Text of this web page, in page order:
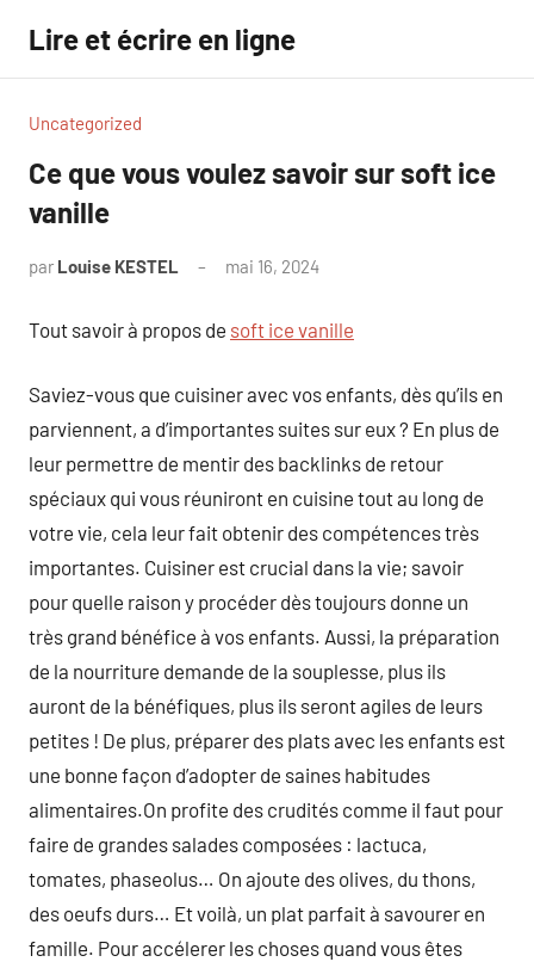
contenu
Lire et écrire en ligne
Uncategorized
Ce que vous voulez savoir sur soft ice
vanille
par Louise KESTEL mai 16, 2024
Tout savoir à propos de soft ice vanille
Saviez-vous que cuisiner avec vos enfants, dès qu’ils en
parviennent, a d’importantes suites sur eux ? En plus de
leur permettre de mentir des backlinks de retour
spéciaux qui vous réuniront en cuisine tout au long de
votre vie, cela leur fait obtenir des compétences très
importantes. Cuisiner est crucial dans la vie; savoir
pour quelle raison y procéder dès toujours donne un
très grand bénéfice à vos enfants. Aussi, la préparation
de la nourriture demande de la souplesse, plus ils
auront de la bénéfiques, plus ils seront agiles de leurs
petites ! De plus, préparer des plats avec les enfants est
une bonne façon d’adopter de saines habitudes
alimentaires.On profite des crudités comme il faut pour
faire de grandes salades composées : lactuca,
tomates, phaseolus… On ajoute des olives, du thons,
des oeufs durs… Et voilà, un plat parfait à savourer en
famille. Pour accélerer les choses quand vous êtes